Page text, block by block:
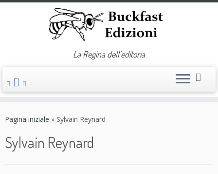
La Regina dell'editoria
Pagina iniziale » Sylvain Reynard
Sylvain Reynard